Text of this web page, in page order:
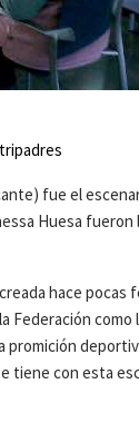
fue el
Huesa
hace
como
tiene con esta